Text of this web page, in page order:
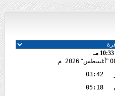
10:33 مـ
أغسطس 2026 م
03:42
05:18